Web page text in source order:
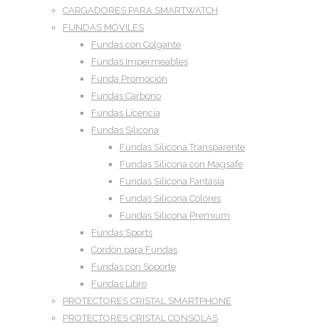
CARGADORES PARA SMARTWATCH
FUNDAS MÓVILES
Fundas con Colgante
Fundas Impermeables
Funda Promoción
Fundas Carbono
Fundas Licencia
Fundas Silicona
Fundas Silicona Transparente
Fundas Silicona con Magsafe
Fundas Silicona Fantasía
Fundas Silicona Colores
Fundas Silicona Premium
Fundas Sports
Cordón para Fundas
Fundas con Soporte
Fundas Libro
PROTECTORES CRISTAL SMARTPHONE
PROTECTORES CRISTAL CONSOLAS